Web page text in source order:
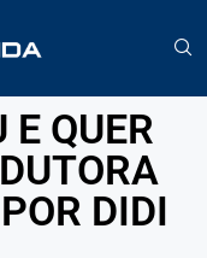
QUER
DIDI